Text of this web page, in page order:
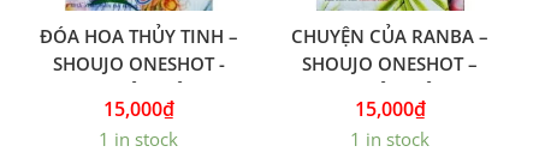
ĐÓA HOA THỦY TINH –
SHOUJO ONESHOT -
TRUYỆN VIỆT
15,000₫
1 in stock
CHUYỆN CỦA RANBA –
SHOUJO ONESHOT –
TRUYỆN VIỆT.
15,000₫
1 in stock